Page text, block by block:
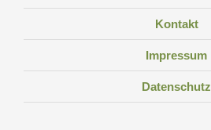
Kontakt
Impressum
Datenschutz